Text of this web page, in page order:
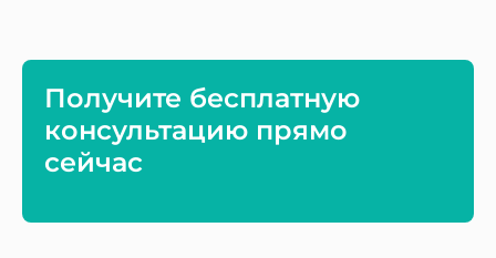
Получите бесплатную
консультацию прямо
сейчас